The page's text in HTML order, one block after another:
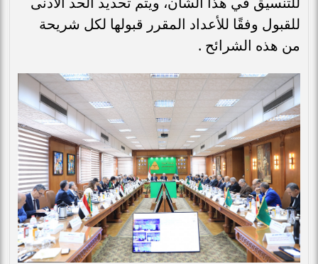
للقبول وفقًا للأعداد المقرر قبولها لكل شريحة
من هذه الشرائح .